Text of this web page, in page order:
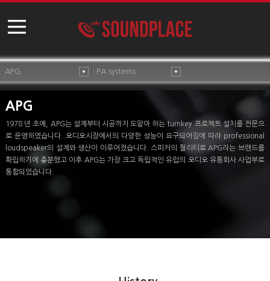
APG PA systems
APG
1978 년 초에, APG는 설계부터 시공까지 도맡아 하는 turnkey 프로젝트 설치를 전문으
로 운영하였습니다. 오디오시장에서의 다양한 성능이 요구되어짐에 따라 professional
loudspeaker의 설계와 생산이 이루어졌습니다. 스피커의 퀄리티로 APG라는 브랜드를
확립하기에 충분했고 이후 APG는 가장 크고 독립적인 유럽의 오디오 유통회사 사업부로
통합되었습니다.